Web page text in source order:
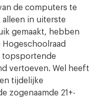
de computers te
in uiterste
gemaakt, hebben
topsportende
vertoeven. Wel heeft
tijdelijke
zogenaamde 21+-